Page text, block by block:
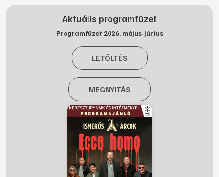
Aktuális programfüzet
Programfüzet 2026. május-június
LETÖLTÉS
MEGNYITÁS